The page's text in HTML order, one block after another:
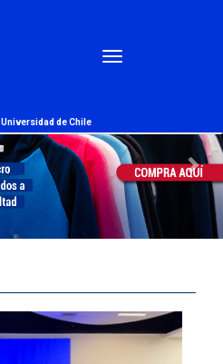
Universidad de Chile